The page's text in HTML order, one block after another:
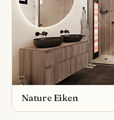
Nature Eiken